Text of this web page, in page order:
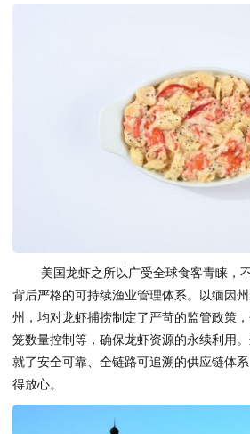
美国龙虾之所以广受全球食客青睐，
背后严格的可持续渔业管理体系。以缅因
州，均对龙虾捕捞制定了严苛的监管政策
笼数量控制等，确保龙虾资源的永续利用
就了安全可靠、全链路可追溯的供应链体
得放心。